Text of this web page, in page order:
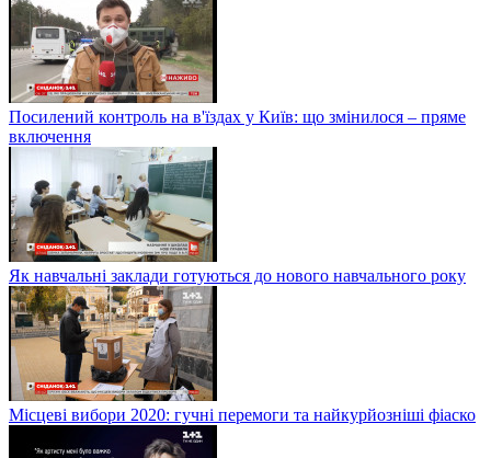
Посилений контроль на в'їздах у Київ: що змінилося – пряме
включення
Як навчальні заклади готуються до нового навчального року
Місцеві вибори 2020: гучні перемоги та найкурйозніші фіаско